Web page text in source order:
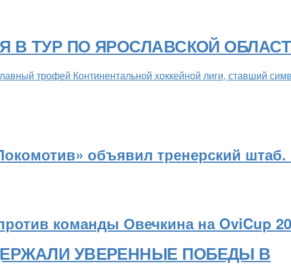
В ТУР ПО ЯРОСЛАВСКОЙ
трофей Континентальной хоккейной лиги, ставший
объявил тренерский
команды Овечкина на OviCup
УВЕРЕННЫЕ ПОБЕДЫ В